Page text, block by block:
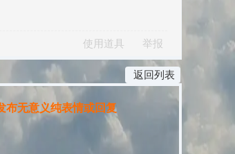
使用道具 举报
返回列表
无意义纯表情或回复